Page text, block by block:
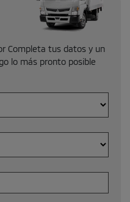
Completa tus datos y un
lo más pronto posible